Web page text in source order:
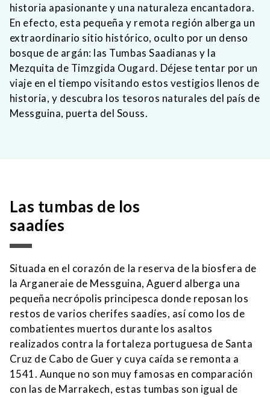
historia apasionante y una naturaleza encantadora.
En efecto, esta pequeña y remota región alberga un
extraordinario sitio histórico, oculto por un denso
bosque de argán: las Tumbas Saadianas y la
Mezquita de Timzgida Ougard. Déjese tentar por un
viaje en el tiempo visitando estos vestigios llenos de
historia, y descubra los tesoros naturales del país de
Messguina, puerta del Souss.
Las tumbas de los
saadíes
Situada en el corazón de la reserva de la biosfera de
la Arganeraie de Messguina, Aguerd alberga una
pequeña necrópolis principesca donde reposan los
restos de varios cherifes saadíes, así como los de
combatientes muertos durante los asaltos
realizados contra la fortaleza portuguesa de Santa
Cruz de Cabo de Guer y cuya caída se remonta a
1541. Aunque no son muy famosas en comparación
con las de Marrakech, estas tumbas son igual de